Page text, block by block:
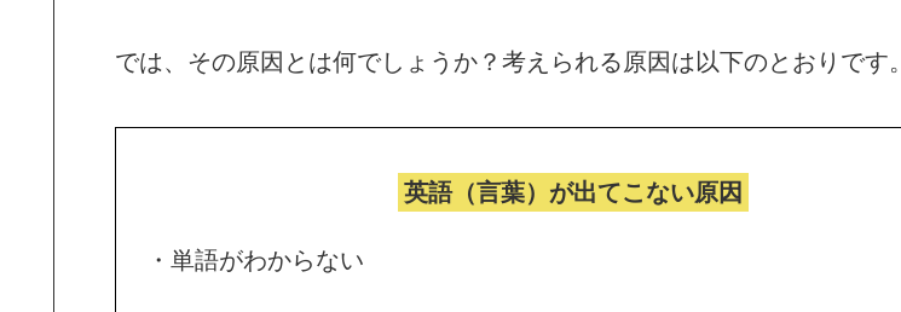
では、その原因とは何でしょうか？考えられる原因は以下のとおりです。
英語（言葉）が出てこない原因
・単語がわからない